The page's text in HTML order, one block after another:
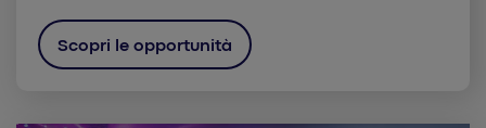
Scopri le opportunità